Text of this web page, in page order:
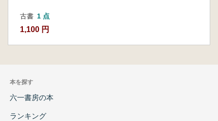
古書 1 点
1,100 円
本を探す
六一書房の本
ランキング